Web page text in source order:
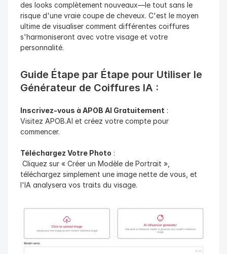
des looks complètement nouveaux—le tout sans le
risque d'une vraie coupe de cheveux. C'est le moyen
ultime de visualiser comment différentes coiffures
s'harmoniseront avec votre visage et votre
personnalité.
Guide Étape par Étape pour Utiliser le
Générateur de Coiffures IA :
Inscrivez-vous à APOB AI Gratuitement :
Visitez APOB.AI et créez votre compte pour
commencer.
Téléchargez Votre Photo :
Cliquez sur « Créer un Modèle de Portrait »,
téléchargez simplement une image nette de vous, et
l'IA analysera vos traits du visage.